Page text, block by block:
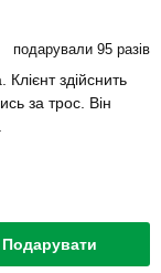
подарували 95 разів
здійснить
за трос. Він
Подарувати